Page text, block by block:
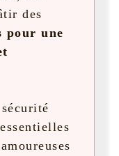
des
pour une